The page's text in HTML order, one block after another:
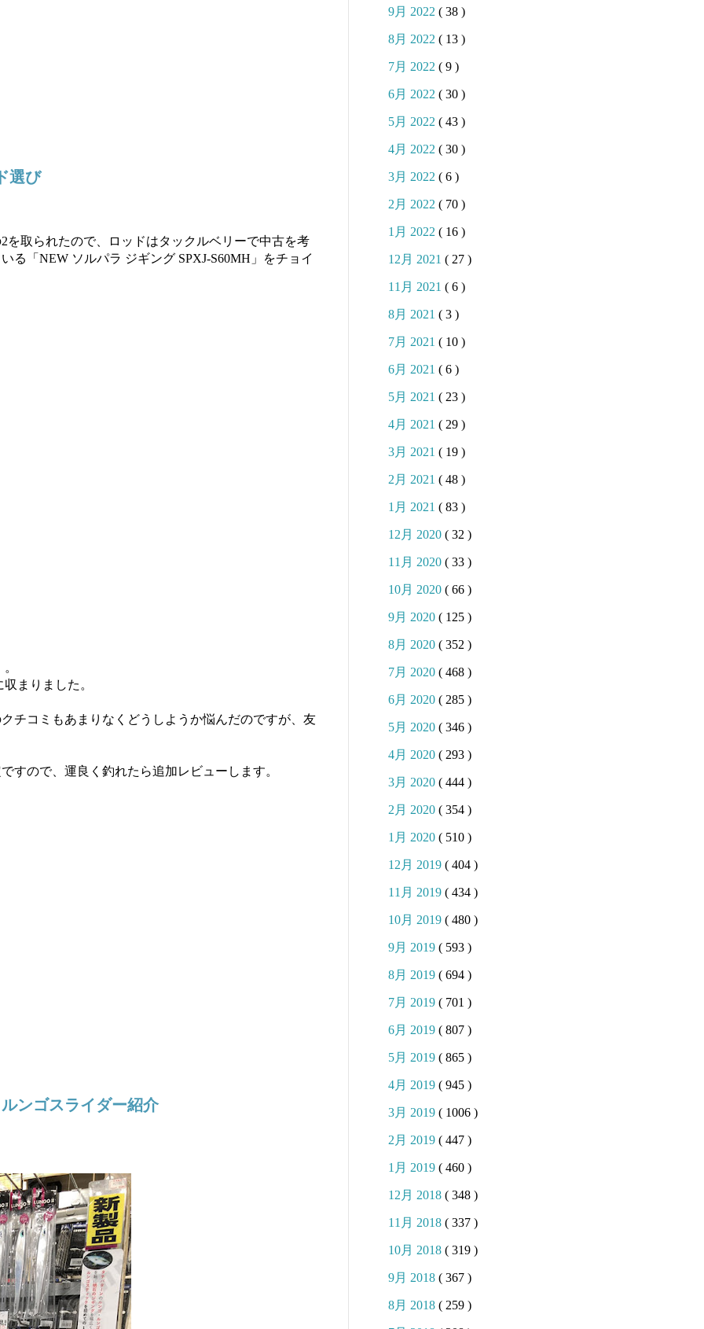
選び
を取られたので、ロッドはタックルベリーで中古を考
る「NEW ソルパラ ジギング SPXJ-S60MH」をチョイ
まりました。
チコミもあまりなくどうしようか悩んだのですが、友
すので、運良く釣れたら追加レビューします。
ンゴスライダー紹介
9月 2022 ( 38 )
8月 2022 ( 13 )
7月 2022 ( 9 )
6月 2022 ( 30 )
5月 2022 ( 43 )
4月 2022 ( 30 )
3月 2022 ( 6 )
2月 2022 ( 70 )
1月 2022 ( 16 )
12月 2021 ( 27 )
11月 2021 ( 6 )
8月 2021 ( 3 )
7月 2021 ( 10 )
6月 2021 ( 6 )
5月 2021 ( 23 )
4月 2021 ( 29 )
3月 2021 ( 19 )
2月 2021 ( 48 )
1月 2021 ( 83 )
12月 2020 ( 32 )
11月 2020 ( 33 )
10月 2020 ( 66 )
9月 2020 ( 125 )
8月 2020 ( 352 )
7月 2020 ( 468 )
6月 2020 ( 285 )
5月 2020 ( 346 )
4月 2020 ( 293 )
3月 2020 ( 444 )
2月 2020 ( 354 )
1月 2020 ( 510 )
12月 2019 ( 404 )
11月 2019 ( 434 )
10月 2019 ( 480 )
9月 2019 ( 593 )
8月 2019 ( 694 )
7月 2019 ( 701 )
6月 2019 ( 807 )
5月 2019 ( 865 )
4月 2019 ( 945 )
3月 2019 ( 1006 )
2月 2019 ( 447 )
1月 2019 ( 460 )
12月 2018 ( 348 )
11月 2018 ( 337 )
10月 2018 ( 319 )
9月 2018 ( 367 )
8月 2018 ( 259 )